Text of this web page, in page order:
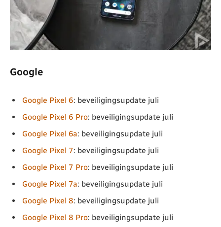
Google
Google Pixel 6: beveiligingsupdate juli
Google Pixel 6 Pro: beveiligingsupdate juli
Google Pixel 6a: beveiligingsupdate juli
Google Pixel 7: beveiligingsupdate juli
Google Pixel 7 Pro: beveiligingsupdate juli
Google Pixel 7a: beveiligingsupdate juli
Google Pixel 8: beveiligingsupdate juli
Google Pixel 8 Pro: beveiligingsupdate juli